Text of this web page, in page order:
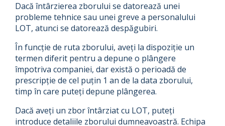
Dacă întârzierea zborului se datorează unei
probleme tehnice sau unei greve a personalului
LOT, atunci se datorează despăgubiri.
În funcție de ruta zborului, aveți la dispoziție un
termen diferit pentru a depune o plângere
împotriva companiei, dar există o perioadă de
prescripție de cel puțin 1 an de la data zborului,
timp în care puteți depune plângerea.
Dacă aveți un zbor întârziat cu LOT, puteți
introduce detaliile zborului dumneavoastră. Echipa